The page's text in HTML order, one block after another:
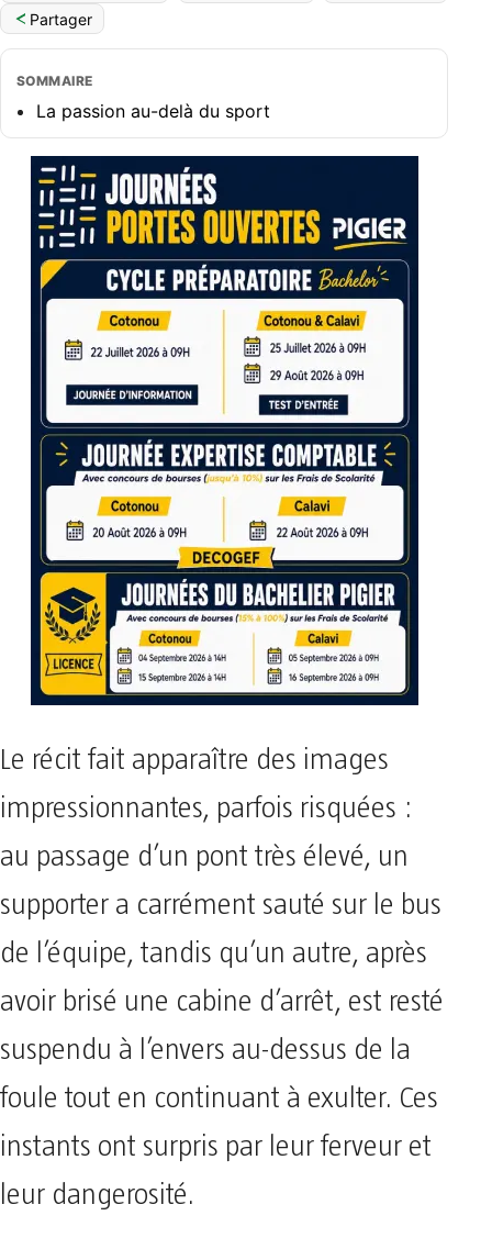
Partager
SOMMAIRE
La passion au-delà du sport
Le récit fait apparaître des images
impressionnantes, parfois risquées :
au passage d’un pont très élevé, un
supporter a carrément sauté sur le bus
de l’équipe, tandis qu’un autre, après
avoir brisé une cabine d’arrêt, est resté
suspendu à l’envers au-dessus de la
foule tout en continuant à exulter. Ces
instants ont surpris par leur ferveur et
leur dangerosité.